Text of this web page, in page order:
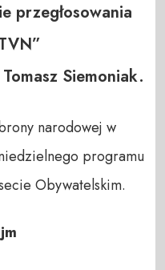
przegłosowania
Siemoniak.
narodowej w
programu
Obywatelskim.